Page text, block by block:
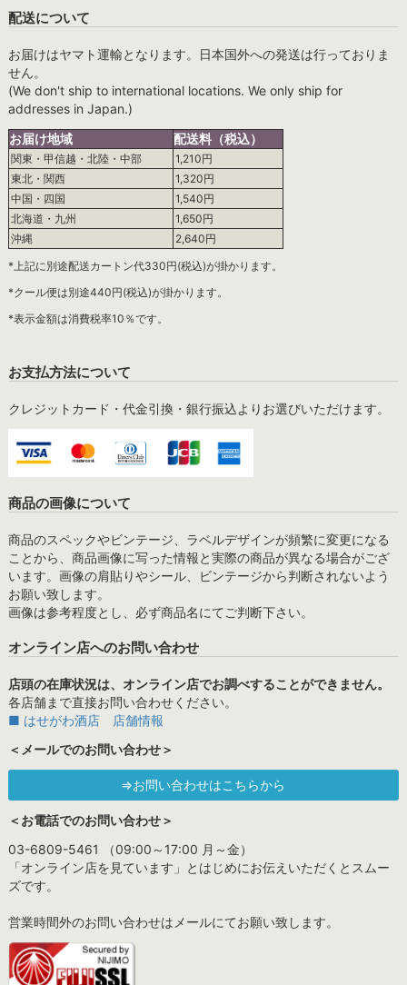
配送について
お届けはヤマト運輸となります。日本国外への発送は行っておりま
せん。
(We don't ship to international locations. We only ship for
addresses in Japan.)
お届け地域
配送料（税込）
関東・甲信越・北陸・中部
1,210円
東北・関西
1,320円
中国・四国
1,540円
北海道・九州
1,650円
沖縄
2,640円
*上記に別途配送カートン代330円(税込)が掛かります。
*クール便は別途440円(税込)が掛かります。
*表示金額は消費税率10％です。
お支払方法について
クレジットカード・代金引換・銀行振込よりお選びいただけます。
商品の画像について
商品のスペックやビンテージ、ラベルデザインが頻繁に変更になる
ことから、商品画像に写った情報と実際の商品が異なる場合がござ
います。画像の肩貼りやシール、ビンテージから判断されないよう
お願い致します。
画像は参考程度とし、必ず商品名にてご判断下さい。
オンライン店へのお問い合わせ
店頭の在庫状況は、オンライン店でお調べすることができません。
各店舗まで直接お問い合わせください。
■ はせがわ酒店 店舗情報
＜メールでのお問い合わせ＞
⇒お問い合わせはこちらから
＜お電話でのお問い合わせ＞
03-6809-5461 （09:00～17:00 月～金）
「オンライン店を見ています」とはじめにお伝えいただくとスムー
ズです。
営業時間外のお問い合わせはメールにてお願い致します。